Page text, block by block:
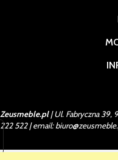
Zeusmeble.pl| Ul. Fabryczna 39,
222 522| email: